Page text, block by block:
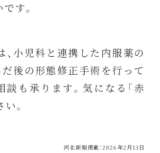
す。
小児科と連携した内服薬の
後の形態修正手術を行って
も承ります。気になる「赤
。
河北新報掲載：2026年2月13日